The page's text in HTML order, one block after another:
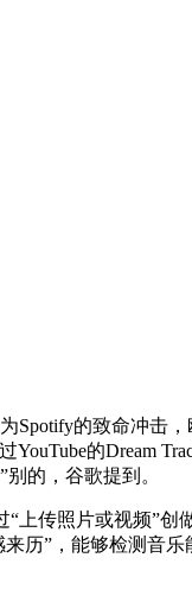
的致命冲击
的Dream
的，谷歌提到。
传照片或视频”创
历”，能够检测